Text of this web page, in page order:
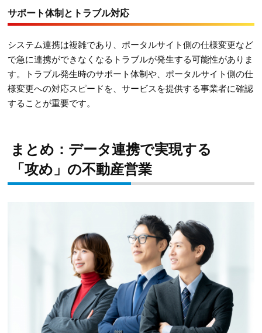
サポート体制とトラブル対応
システム連携は複雑であり、ポータルサイト側の仕様変更など
で急に連携ができなくなるトラブルが発生する可能性がありま
す。トラブル発生時のサポート体制や、ポータルサイト側の仕
様変更への対応スピードを、サービスを提供する事業者に確認
することが重要です。
まとめ：データ連携で実現する
「攻め」の不動産営業